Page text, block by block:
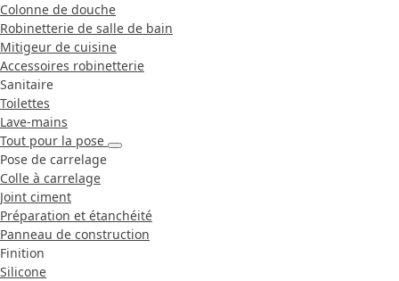
Colonne de douche
Robinetterie de salle de bain
Mitigeur de cuisine
Accessoires robinetterie
Sanitaire
Toilettes
Lave-mains
Tout pour la pose
Pose de carrelage
Colle à carrelage
Joint ciment
Préparation et étanchéité
Panneau de construction
Finition
Silicone